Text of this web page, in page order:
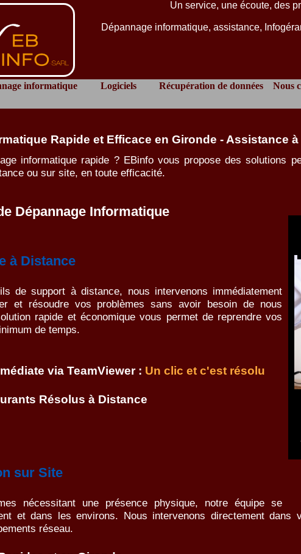
Un service, une écoute, des
Dépannage informatique, assistance,
informatique Logiciels Récupération de données Nous
Rapide et Efficace en Gironde - Assistance
informatique rapide ? EBinfo vous propose des solutions
ou sur site, en toute efficacité.
Dépannage Informatique
à Distance
de support à distance, nous intervenons immédiatement
et résoudre vos problèmes sans avoir besoin de nous
rapide et économique vous permet de reprendre vos
de temps.
via TeamViewer : Un clic et c'est résolu
Résolus à Distance
sur Site
nécessitant une présence physique, notre équipe se
et dans les environs. Nous intervenons directement dans
réseau.